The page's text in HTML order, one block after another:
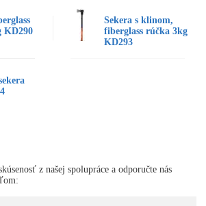
KD290
Sekera s klinom,
fiberglass rúčka 3kg
KD293
z našej spolupráce a odporučte nás